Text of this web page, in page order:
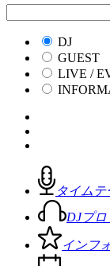
DJ
GUEST
LIVE /
タイムテ
DJプ
インフ